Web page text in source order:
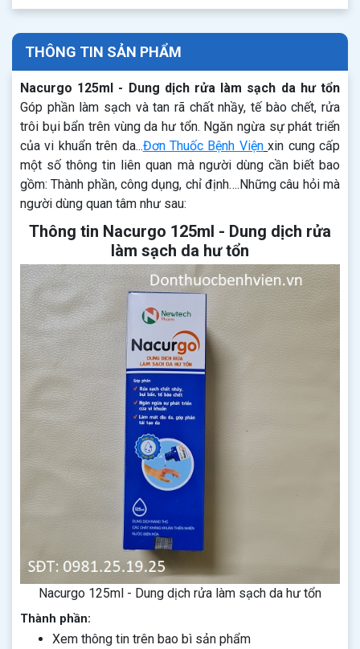
THÔNG TIN SẢN PHẨM
Nacurgo 125ml - Dung dịch rửa làm sạch da hư tổn
Góp phần làm sạch và tan rã chất nhầy, tế bào chết, rửa
trôi bụi bẩn trên vùng da hư tổn. Ngăn ngừa sự phát triển
của vi khuẩn trên da...Đơn Thuốc Bệnh Viện xin cung cấp
một số thông tin liên quan mà người dùng cần biết bao
gồm: Thành phần, công dụng, chỉ định….Những câu hỏi mà
người dùng quan tâm như sau:
Thông tin Nacurgo 125ml - Dung dịch rửa
làm sạch da hư tổn
Nacurgo 125ml - Dung dịch rửa làm sạch da hư tổn
Thành phần:
Xem thông tin trên bao bì sản phẩm